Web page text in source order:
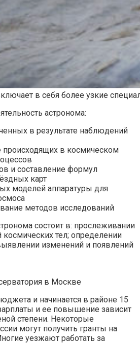
в себя более узкие
астронома:
в результате наблюдений
происходящих в космическом
и составление формул
карт
моделей аппаратуры для
методов исследований
состоит в: прослеживании
тел; определении
изменений и появлений
в Москве
и начинается в районе 15
и ее повышение зависит
степени. Некоторые
могут получить гранты на
уезжают работать за